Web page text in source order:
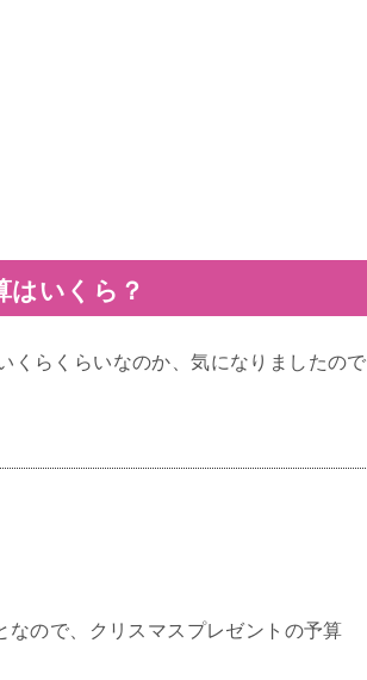
はいくら？
くらくらいなのか、気になりましたので
なので、クリスマスプレゼントの予算